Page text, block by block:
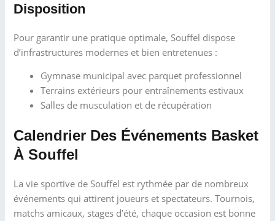
Disposition
Pour garantir une pratique optimale, Souffel dispose
d’infrastructures modernes et bien entretenues :
Gymnase municipal avec parquet professionnel
Terrains extérieurs pour entraînements estivaux
Salles de musculation et de récupération
Calendrier Des Événements Basket
À Souffel
La vie sportive de Souffel est rythmée par de nombreux
événements qui attirent joueurs et spectateurs. Tournois,
matchs amicaux, stages d’été, chaque occasion est bonne